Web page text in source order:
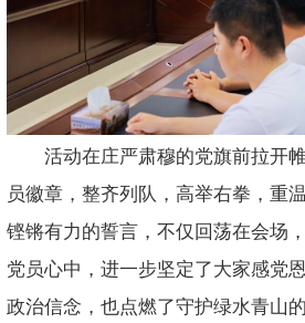
活动在庄严肃穆的党旗前拉开
员徽章，整齐列队，高举右拳，重
铿锵有力的誓言，不仅回荡在会场
党员心中，进一步坚定了大家感党
政治信念，也点燃了守护绿水青山的